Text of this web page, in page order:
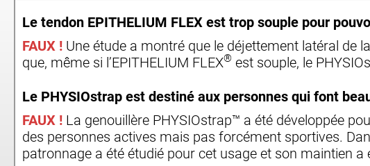
Le tendon EPITHELIUM FLEX est trop souple pour
FAUX ! Une étude a montré que le déjettement latéral de
que, même si l’EPITHELIUM FLEX® est souple, le
Le PHYSIOstrap est destiné aux personnes qui font
FAUX ! La genouillère PHYSIOstrap™ a été développée
des personnes actives mais pas forcément sportives.
patronnage a été étudié pour cet usage et son maintien a